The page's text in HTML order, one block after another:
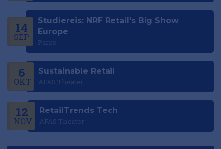
14
SEP
Studiereis: NRF Retail's Big Show
Europe
Parijs
6
OKT
Sustainable Retail
AFAS Theater
12
NOV
RetailTrends Tech
AFAS Theater